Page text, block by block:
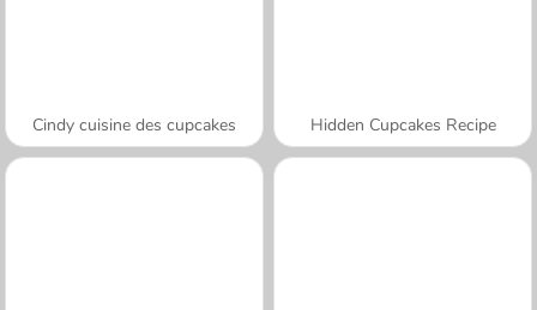
Cindy cuisine des cupcakes Hidden Cupcakes Recipe